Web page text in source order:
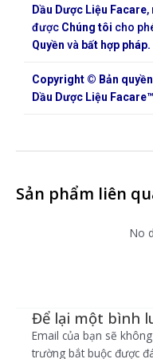
Dầu Dược Liệu Facare,
được Chúng tôi cho
Quyền và bất hợp pháp.
Copyright © Bản
Dầu Dược Liệu Facare™
Sản phẩm liên
No
Để lại một bình
Email của bạn sẽ
trường bắt buộc được